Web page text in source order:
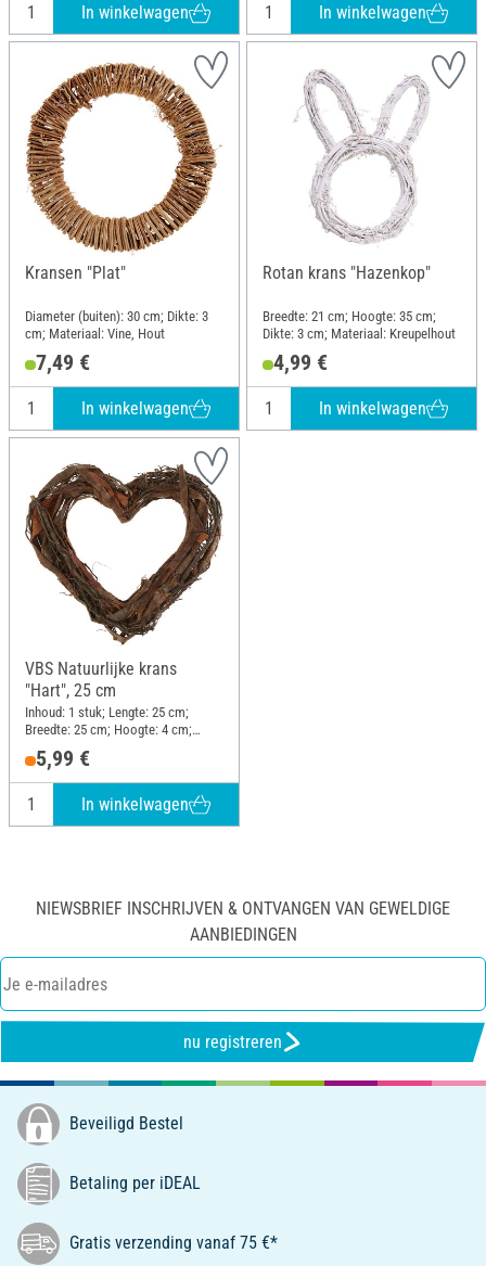
In winkelwagen In winkelwagen
Kransen "Plat"
Diameter (buiten): 30 cm; Dikte: 3
cm; Materiaal: Vine, Hout
7,49 €
In winkelwagen
Rotan krans "Hazenkop"
Breedte: 21 cm; Hoogte: 35 cm;
Dikte: 3 cm; Materiaal: Kreupelhout
4,99 €
In winkelwagen
VBS Natuurlijke krans
"Hart", 25 cm
Inhoud: 1 stuk; Lengte: 25 cm;
Breedte: 25 cm; Hoogte: 4 cm;
5,99 €
In winkelwagen
NIEWSBRIEF INSCHRIJVEN & ONTVANGEN VAN GEWELDIGE
AANBIEDINGEN
nu registreren
Beveiligd Bestel
Betaling per iDEAL
Gratis verzending vanaf 75 €*